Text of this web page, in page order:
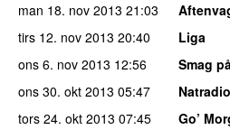
man 18. nov 2013 21:03
tirs 12. nov 2013 20:40
Liga
ons 6. nov 2013 12:56
Smag
ons 30. okt 2013 05:47
Natradio
tors 24. okt 2013 07:45
Go’